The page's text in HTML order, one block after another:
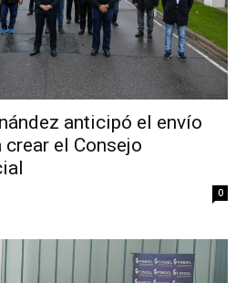
anticipó el envío
el Consejo
0